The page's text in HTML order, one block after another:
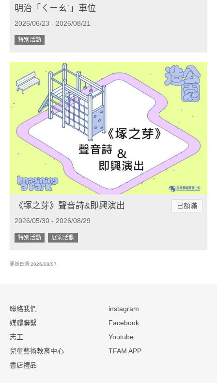
明治「ㄑㄧㄠˊ」車位
2026/06/23 - 2026/08/21
特別活動
《塚之芽》聲音詩&即興演出
2026/05/30 - 2026/08/29
已額滿
特別活動 展演活動
更新日期:2026/08/07
聯絡我們
媒體聯繫
志工
兒童藝術教育中心
書店禮品
instagram
Facebook
Youtube
TFAM APP